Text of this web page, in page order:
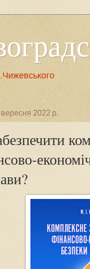
вересня 2022 р.